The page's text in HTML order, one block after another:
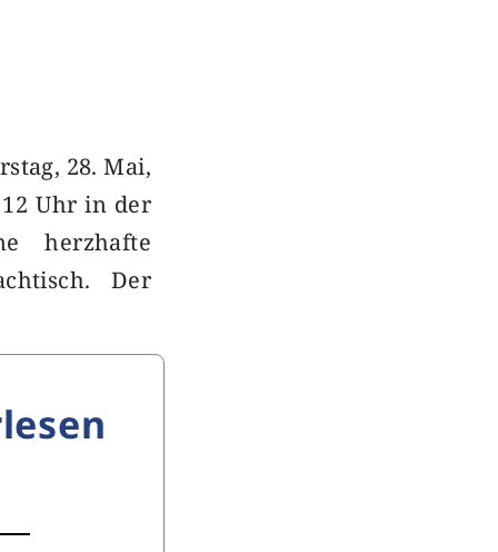
28. Mai,
Uhr in der
herzhafte
Der